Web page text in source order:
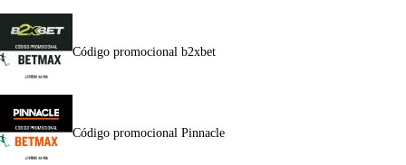
Código promocional b2xbet
Código promocional Pinnacle